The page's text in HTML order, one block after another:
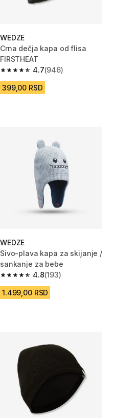
WEDZE
Crna dečja kapa od flisa
FIRSTHEAT
4.7
4.7 od 5 zvezdica from 946
(946)
399,00 RSD
WEDZE
Sivo-plava kapa za skijanje /
sankanje za bebe
4.8
4.8 od 5 zvezdica from 193
(193)
1.499,00 RSD